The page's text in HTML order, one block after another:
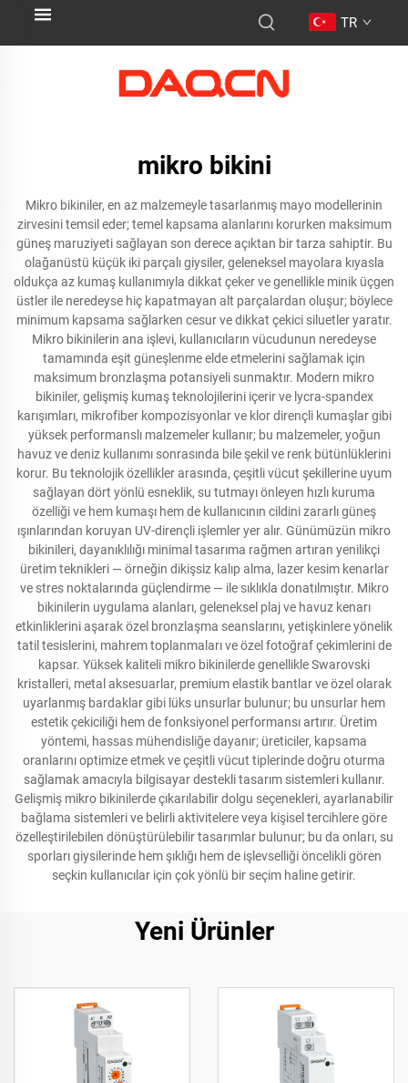
TR
mikro bikini
Mikro bikiniler, en az malzemeyle tasarlanmış mayo modellerinin
zirvesini temsil eder; temel kapsama alanlarını korurken maksimum
güneş maruziyeti sağlayan son derece açıktan bir tarza sahiptir. Bu
olağanüstü küçük iki parçalı giysiler, geleneksel mayolara kıyasla
oldukça az kumaş kullanımıyla dikkat çeker ve genellikle minik üçgen
üstler ile neredeyse hiç kapatmayan alt parçalardan oluşur; böylece
minimum kapsama sağlarken cesur ve dikkat çekici siluetler yaratır.
Mikro bikinilerin ana işlevi, kullanıcıların vücudunun neredeyse
tamamında eşit güneşlenme elde etmelerini sağlamak için
maksimum bronzlaşma potansiyeli sunmaktır. Modern mikro
bikiniler, gelişmiş kumaş teknolojilerini içerir ve lycra-spandex
karışımları, mikrofiber kompozisyonlar ve klor dirençli kumaşlar gibi
yüksek performanslı malzemeler kullanır; bu malzemeler, yoğun
havuz ve deniz kullanımı sonrasında bile şekil ve renk bütünlüklerini
korur. Bu teknolojik özellikler arasında, çeşitli vücut şekillerine uyum
sağlayan dört yönlü esneklik, su tutmayı önleyen hızlı kuruma
özelliği ve hem kumaşı hem de kullanıcının cildini zararlı güneş
ışınlarından koruyan UV-dirençli işlemler yer alır. Günümüzün mikro
bikinileri, dayanıklılığı minimal tasarıma rağmen artıran yenilikçi
üretim teknikleri — örneğin dikişsiz kalıp alma, lazer kesim kenarlar
ve stres noktalarında güçlendirme — ile sıklıkla donatılmıştır. Mikro
bikinilerin uygulama alanları, geleneksel plaj ve havuz kenarı
etkinliklerini aşarak özel bronzlaşma seanslarını, yetişkinlere yönelik
tatil tesislerini, mahrem toplanmaları ve özel fotoğraf çekimlerini de
kapsar. Yüksek kaliteli mikro bikinilerde genellikle Swarovski
kristalleri, metal aksesuarlar, premium elastik bantlar ve özel olarak
uyarlanmış bardaklar gibi lüks unsurlar bulunur; bu unsurlar hem
estetik çekiciliği hem de fonksiyonel performansı artırır. Üretim
yöntemi, hassas mühendisliğe dayanır; üreticiler, kapsama
oranlarını optimize etmek ve çeşitli vücut tiplerinde doğru oturma
sağlamak amacıyla bilgisayar destekli tasarım sistemleri kullanır.
Gelişmiş mikro bikinilerde çıkarılabilir dolgu seçenekleri, ayarlanabilir
bağlama sistemleri ve belirli aktivitelere veya kişisel tercihlere göre
özelleştirilebilen dönüştürülebilir tasarımlar bulunur; bu da onları, su
sporları giysilerinde hem şıklığı hem de işlevselliği öncelikli gören
seçkin kullanıcılar için çok yönlü bir seçim haline getirir.
Yeni Ürünler